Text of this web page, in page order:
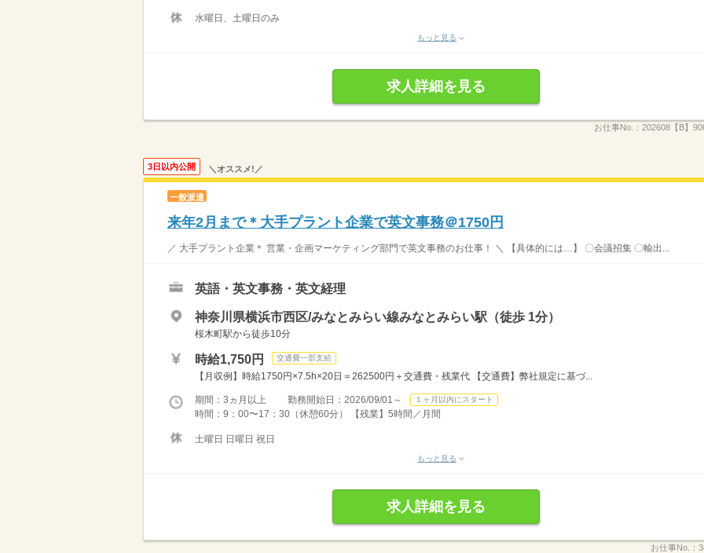
水曜日、土曜日のみ
もっと見る
求人詳細を見る
お仕事No.： 202608【B】
3日以内公開 ＼オススメ!／
一般派遣
来年2月まで＊大手プラント企業で英文事務＠1750円
／ 大手プラント企業＊ 営業・企画マーケティング部門で英文事務のお仕事！ ＼ 【具体的には…】 〇会議招集 〇輸出...
英語・英文事務・英文経理
神奈川県横浜市西区/みなとみらい線みなとみらい駅（徒歩 1分）
桜木町駅から徒歩10分
時給1,750円 交通費一部支給
【月収例】時給1750円×7.5h×20日＝262500円＋交通費・残業代 【交通費】弊社規定に基づ...
期間：3ヵ月以上 勤務開始日：2026/09/01～ １ヶ月以内にスタート
時間：9：00〜17：30（休憩60分） 【残業】5時間／月間
土曜日 日曜日 祝日
もっと見る
求人詳細を見る
お仕事No.：